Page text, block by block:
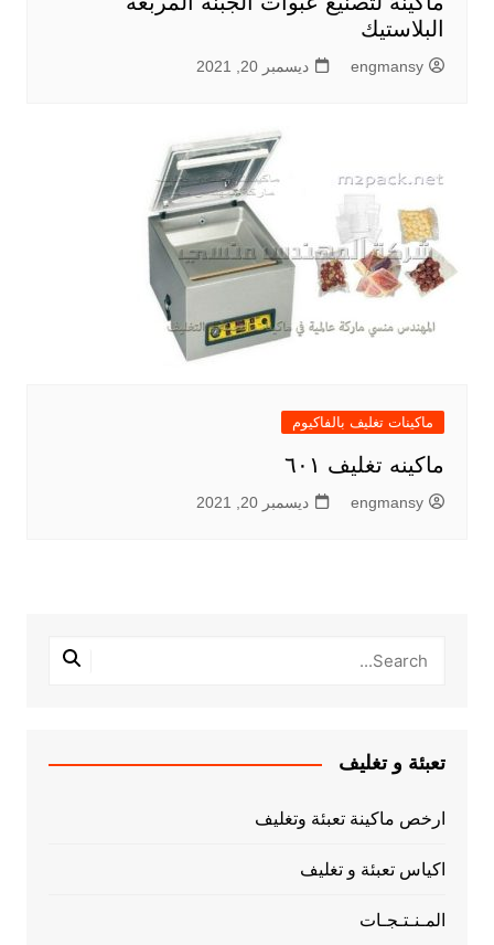
البلاستيك
engmansy ديسمبر 20, 2021
ماكينات تغليف بالفاكيوم
ماكينه تغليف ٦٠١
engmansy ديسمبر 20, 2021
تعبئة و تغليف
ارخص ماكينة تعبئة وتغليف
اكياس تعبئة و تغليف
المـنـتـجـات